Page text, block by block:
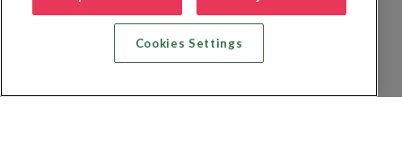
Cookies Settings